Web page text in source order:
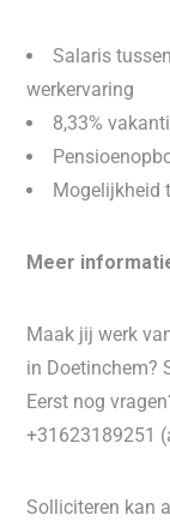
Salaris
werkervaring
8,33%
Mogelijkheid
Meer
Maak jij werk
in Doetinchem?
Eerst nog
+31623189251
Solliciteren kan